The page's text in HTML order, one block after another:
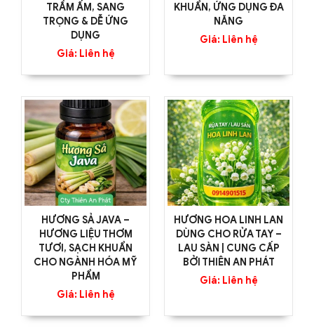
TRẦM ẤM, SANG
TRỌNG & DỄ ỨNG
DỤNG
Giá: Liên hệ
KHUẨN, ỨNG DỤNG ĐA
NĂNG
Giá: Liên hệ
HƯƠNG SẢ JAVA –
HƯƠNG LIỆU THƠM
TƯƠI, SẠCH KHUẨN
CHO NGÀNH HÓA MỸ
PHẨM
Giá: Liên hệ
HƯƠNG HOA LINH LAN
DÙNG CHO RỬA TAY –
LAU SÀN | CUNG CẤP
BỞI THIÊN AN PHÁT
Giá: Liên hệ